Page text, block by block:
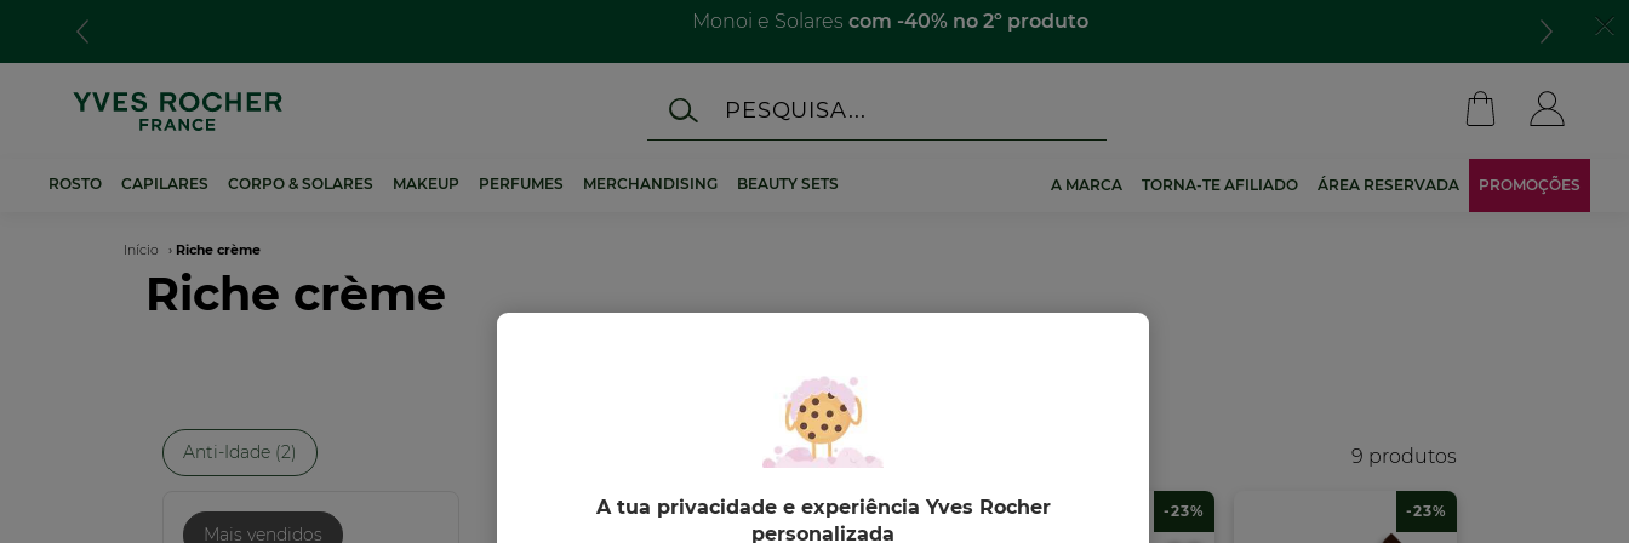
conteúdo
Monoi e Solarescom -40% no 2º produto
ROSTO CAPILARES CORPO & SOLARES MAKEUP PERFUMES MERCHANDISING BEAUTY SETS A MARCA TORNA-TE AFILIADO ÁREA RESERVADA PROMOÇÕES
Navegação
estrutural
Início Riche crème
Riche crème
Mais vendidos
Anti-Idade (2) 9 produtos
-25% -23% -23% -23%
A tua privacidade e experiência Yves Rocher
personalizada